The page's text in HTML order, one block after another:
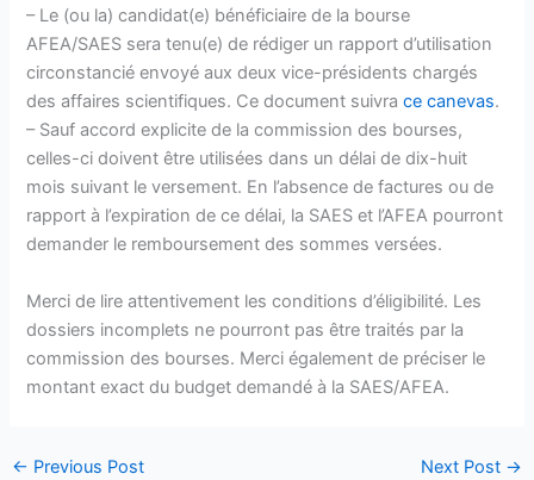
– Le (ou la) candidat(e) bénéficiaire de la bourse
AFEA/SAES sera tenu(e) de rédiger un rapport d’utilisation
circonstancié envoyé aux deux vice-présidents chargés
des affaires scientifiques. Ce document suivrace canevas.
– Sauf accord explicite de la commission des bourses,
celles-ci doivent être utilisées dans un délai de dix-huit
mois suivant le versement. En l’absence de factures ou de
rapport à l’expiration de ce délai, la SAES et l’AFEA pourront
demander le remboursement des sommes versées.
Merci de lire attentivement les conditions d’éligibilité. Les
dossiers incomplets ne pourront pas être traités par la
commission des bourses. Merci également de préciser le
montant exact du budget demandé à la SAES/AFEA.
← Previous Post Next Post →